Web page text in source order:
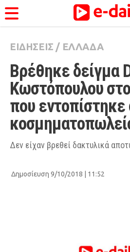
ΚΑΤΗΓΟΡΊΕΣ
Ειδήσεις
Θέματα
Videos
Podcasts
Viral
City Guide
ΕΙΔΗΣΕΙΣ / ΕΛΛΑΔΑ
Βρέθηκε δείγμα
Κωστόπουλου
που εντοπίστηκε
Δεν είχαν βρεθεί δακτυλικά
Δημοσίευση 9/10/2018 | 11:52